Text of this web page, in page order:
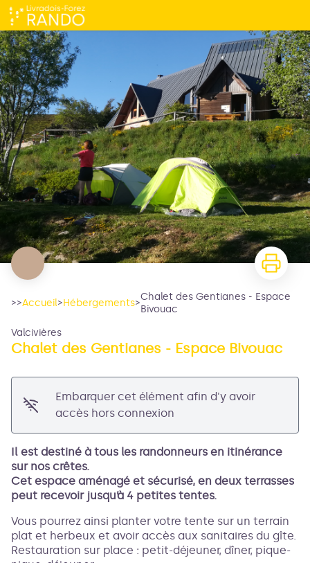
Chalet des Gentianes - Espace Bivouac
>>Accueil>Hébergements>
Chalet des Gentianes - Espace
Bivouac
Valcivières
Chalet des Gentianes - Espace Bivouac
Embarquer cet élément afin d'y avoir
accès hors connexion
Il est destiné à tous les randonneurs en itinérance
sur nos crêtes.
Cet espace aménagé et sécurisé, en deux terrasses
peut recevoir jusqu’à 4 petites tentes.
Vous pourrez ainsi planter votre tente sur un terrain
plat et herbeux et avoir accès aux sanitaires du gîte.
Restauration sur place : petit-déjeuner, dîner, pique-